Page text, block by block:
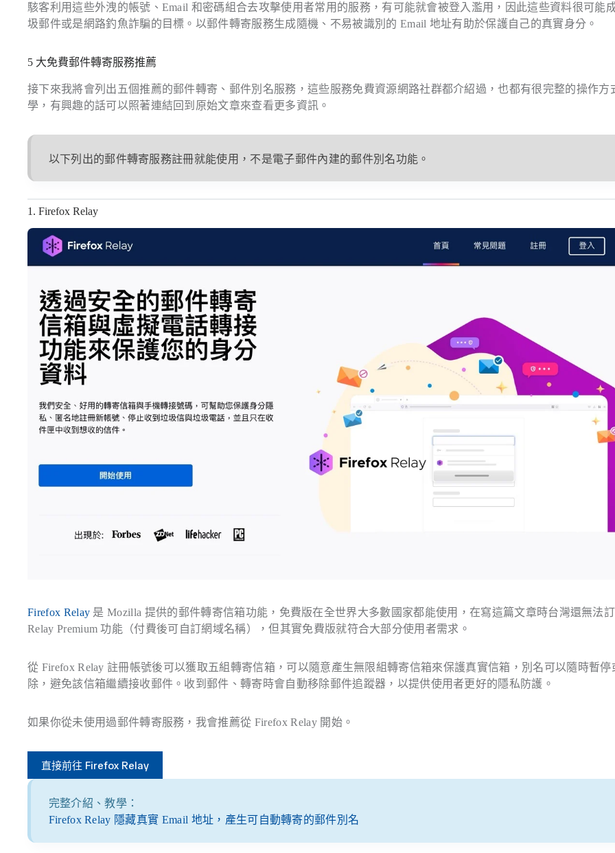
駭客利用這些外洩的帳號、Email 和密碼組合去攻擊使用者常用的服務，有可能就會被登入濫用，因此這些資料很可能
圾郵件或是網路釣魚詐騙的目標。以郵件轉寄服務生成隨機、不易被識別的 Email 地址有助於保護自己的真實身分。
5 大免費郵件轉寄服務推薦
接下來我將會列出五個推薦的郵件轉寄、郵件別名服務，這些服務免費資源網路社群都介紹過，也都有很完整的操作方
學，有興趣的話可以照著連結回到原始文章來查看更多資訊。
以下列出的郵件轉寄服務註冊就能使用，不是電子郵件內建的郵件別名功能。
1. Firefox Relay
Firefox Relay 是 Mozilla 提供的郵件轉寄信箱功能，免費版在全世界大多數國家都能使用，在寫這篇文章時台灣還無法
Relay Premium 功能（付費後可自訂網域名稱），但其實免費版就符合大部分使用者需求。
從 Firefox Relay 註冊帳號後可以獲取五組轉寄信箱，可以隨意產生無限組轉寄信箱來保護真實信箱，別名可以隨時暫停
除，避免該信箱繼續接收郵件。收到郵件、轉寄時會自動移除郵件追蹤器，以提供使用者更好的隱私防護。
如果你從未使用過郵件轉寄服務，我會推薦從 Firefox Relay 開始。
直接前往 Firefox Relay
完整介紹、教學：
Firefox Relay 隱藏真實 Email 地址，產生可自動轉寄的郵件別名